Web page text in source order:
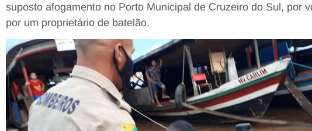
suposto afogamento no Porto Municipal de Cruzeiro do Sul, por
por um proprietário de batelão.